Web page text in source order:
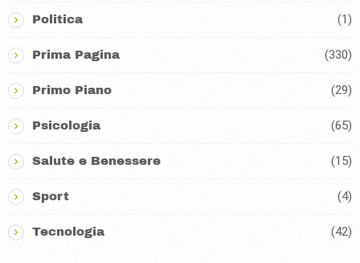
Politica (1)
Prima Pagina (330)
Primo Piano (29)
Psicologia (65)
Salute e Benessere (15)
Sport (4)
Tecnologia (42)